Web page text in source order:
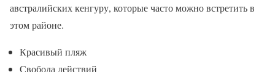
австралийских кенгуру, которые часто можно встретить в
этом районе.
Красивый пляж
Свобода действий